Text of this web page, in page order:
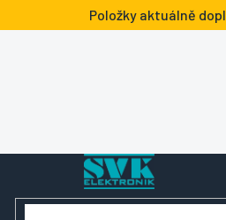
na
Položky aktuálně